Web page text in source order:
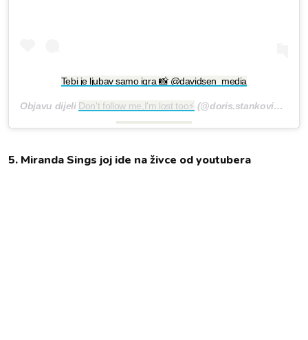
Tebi je ljubav samo igra 📸 @davidsen_media
Objavu dijeli Don't follow me,I'm lost too⚡ (@doris.stankovic)
5. Miranda Sings joj ide na živce od youtubera